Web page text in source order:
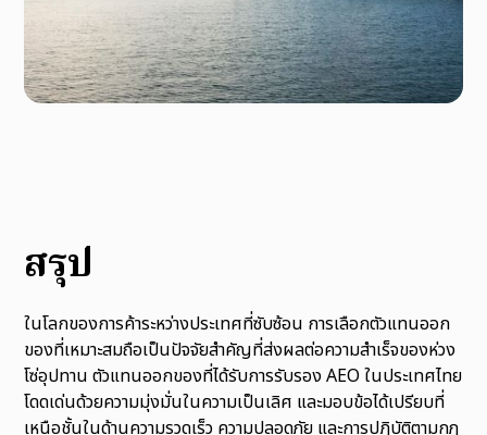
สรุป
ในโลกของการค้าระหว่างประเทศที่ซับซ้อน การเลือกตัวแทนออก
ของที่เหมาะสมถือเป็นปัจจัยสำคัญที่ส่งผลต่อความสำเร็จของห่วง
โซ่อุปทาน ตัวแทนออกของที่ได้รับการรับรอง AEO ในประเทศไทย
โดดเด่นด้วยความมุ่งมั่นในความเป็นเลิศ และมอบข้อได้เปรียบที่
เหนือชั้นในด้านความรวดเร็ว ความปลอดภัย และการปฏิบัติตามกฎ